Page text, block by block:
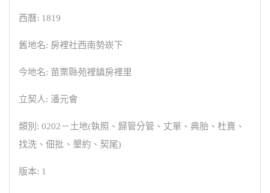
西曆: 1819
舊地名: 房裡社西南勢崁下
今地名: 苗栗縣苑裡鎮房裡里
立契人: 潘元會
類別: 0202－土地(執照、歸管分管、丈單、典胎、杜賣、
找洗、佃批、墾約、契尾)
版本: 1